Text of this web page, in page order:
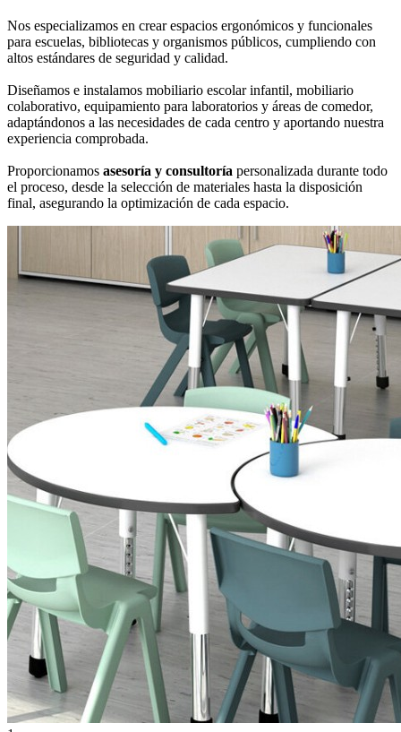
Nos especializamos en crear espacios ergonómicos y funcionales
para escuelas, bibliotecas y organismos públicos, cumpliendo con
altos estándares de seguridad y calidad.
Diseñamos e instalamos mobiliario escolar infantil, mobiliario
colaborativo, equipamiento para laboratorios y áreas de comedor,
adaptándonos a las necesidades de cada centro y aportando nuestra
experiencia comprobada.
Proporcionamos asesoría y consultoría personalizada durante todo
el proceso, desde la selección de materiales hasta la disposición
final, asegurando la optimización de cada espacio.